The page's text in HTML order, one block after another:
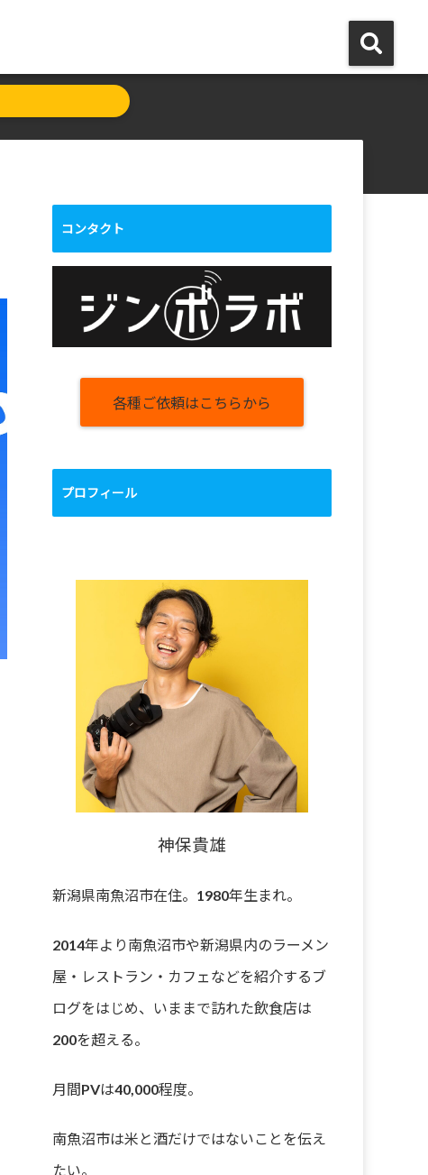
コンタクト
各種ご依頼はこちらから
プロフィール
神保貴雄
新潟県南魚沼市在住。1980年生まれ。
2014年より南魚沼市や新潟県内のラーメン
屋・レストラン・カフェなどを紹介するブ
ログをはじめ、いままで訪れた飲食店は
200を超える。
月間PVは40,000程度。
南魚沼市は米と酒だけではないことを伝え
たい。